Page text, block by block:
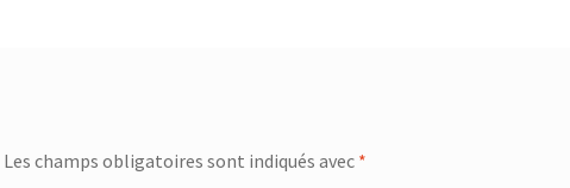
Les champs obligatoires sont indiqués avec *